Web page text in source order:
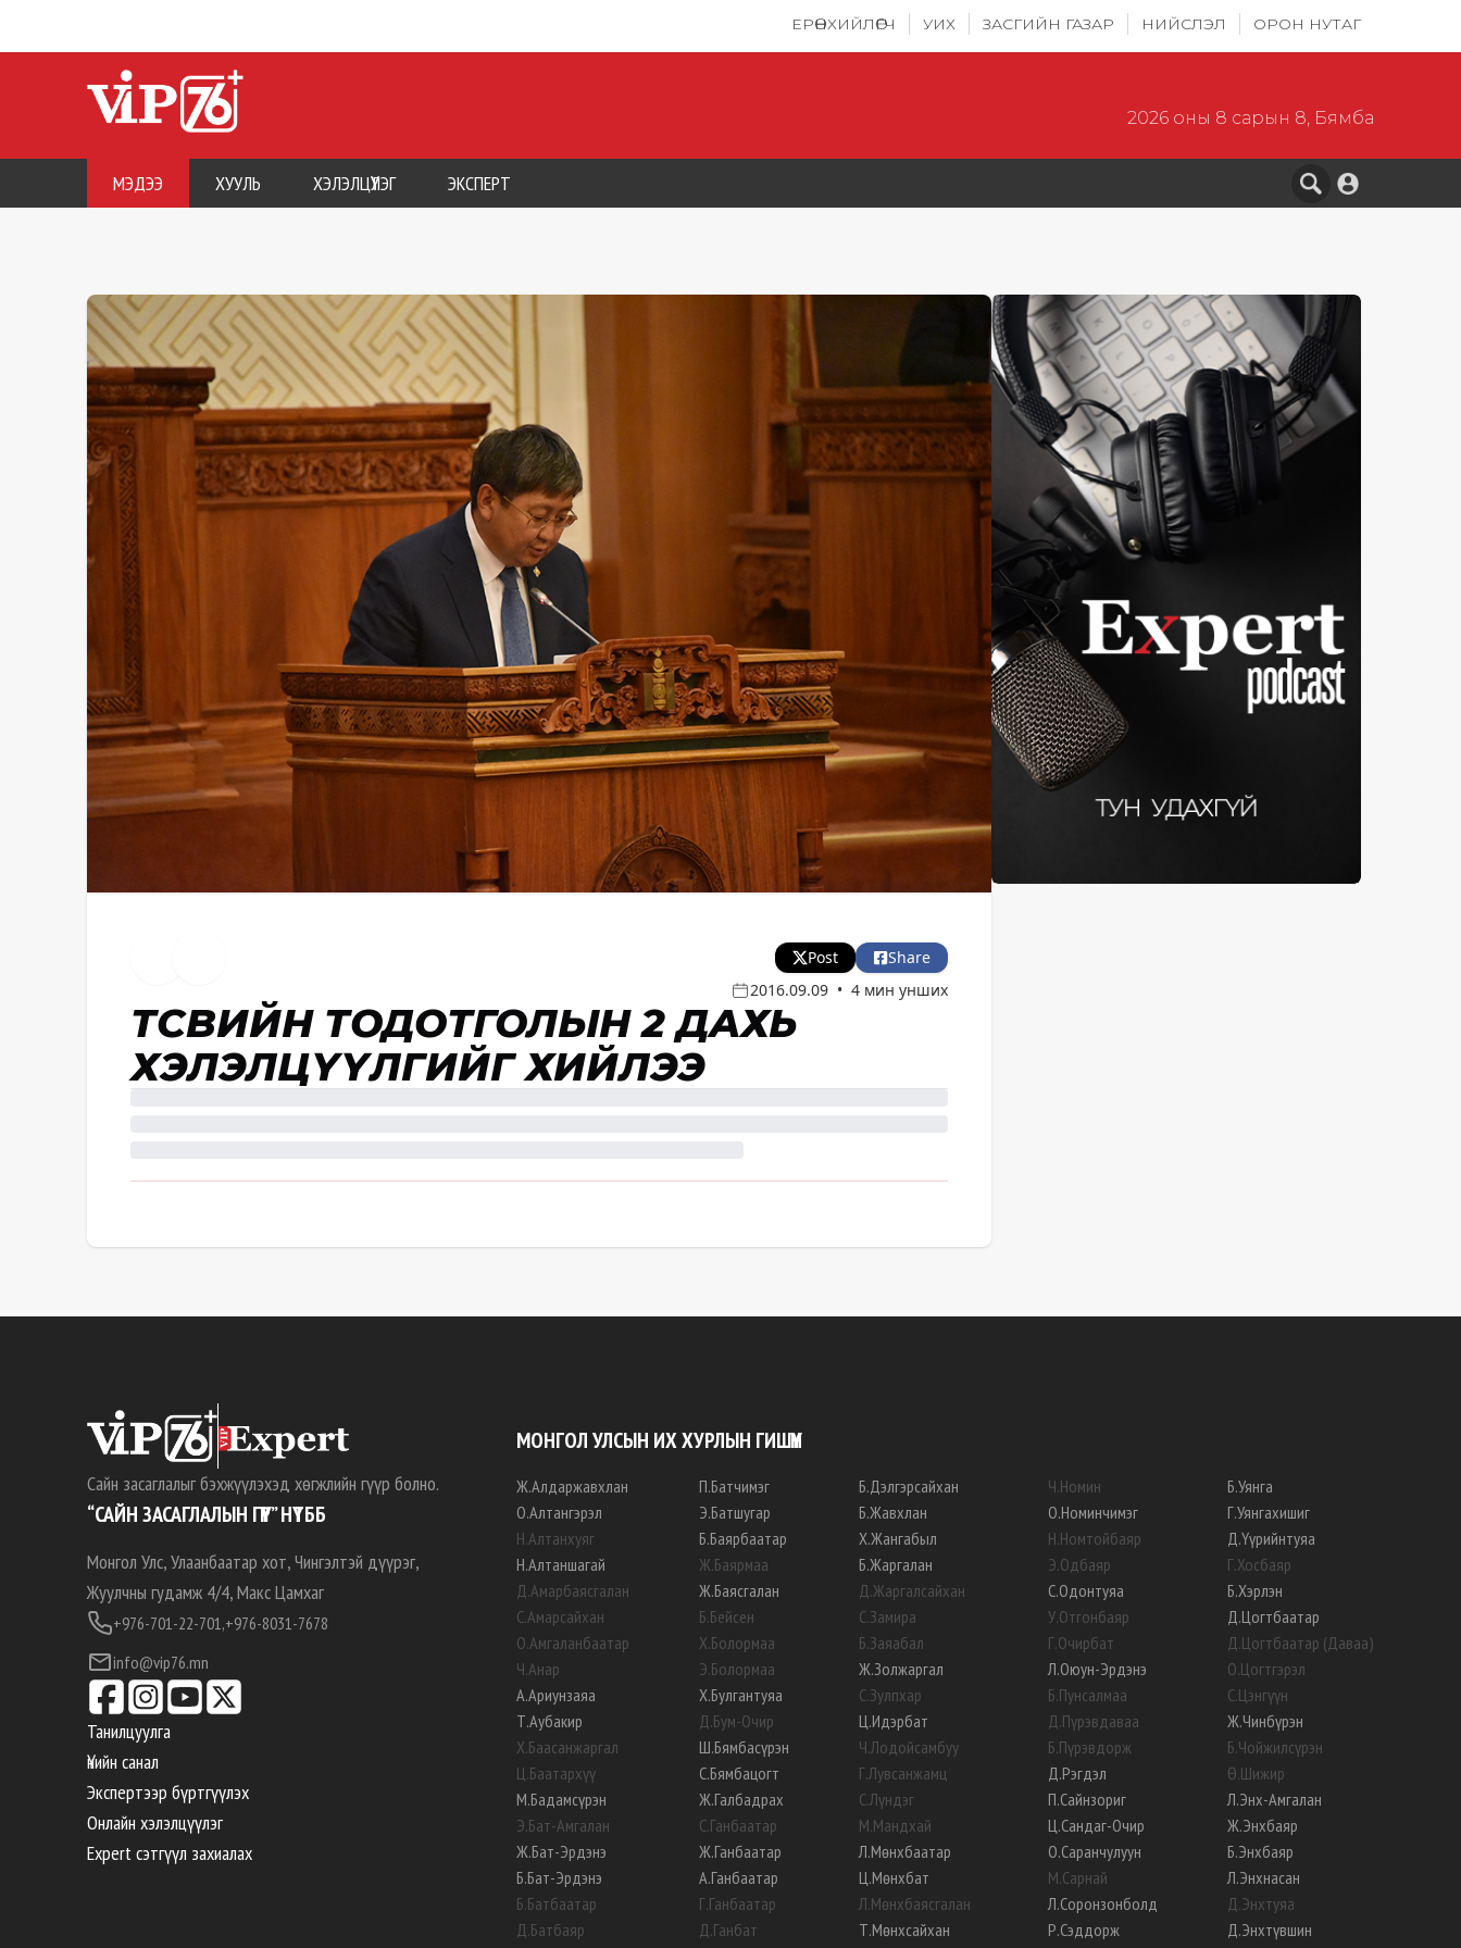
ЕРӨНХИЙЛӨГЧ УИХ ЗАСГИЙН ГАЗАР НИЙСЛЭЛ ОРОН НУТАГ
2026 оны 8 сарын 8, Бямба
МЭДЭЭ ХУУЛЬ ХЭЛЭЛЦҮҮЛЭГ ЭКСПЕРТ
Post
Share
2016.09.09 • 4 мин унших
ТӨСВИЙН ТОДОТГОЛЫН 2 ДАХЬ
ХЭЛЭЛЦҮҮЛГИЙГ ХИЙЛЭЭ
Сайн засаглалыг бэхжүүлэхэд хөгжлийн гүүр болно.
“САЙН ЗАСАГЛАЛЫН ГҮҮР” НҮТББ
Монгол Улс, Улаанбаатар хот, Чингэлтэй дүүрэг,
Жуулчны гудамж 4/4, Макс Цамхаг
+976-701-22-701,+976-8031-7678
info@vip76.mn
Танилцуулга
Үнийн санал
Экспертээр бүртгүүлэх
Онлайн хэлэлцүүлэг
Expert сэтгүүл захиалах
МОНГОЛ УЛСЫН ИХ ХУРЛЫН ГИШҮҮН
Ж.Алдаржавхлан
О.Алтангэрэл
Н.Алтанхуяг
Н.Алтаншагай
Д.Амарбаясгалан
С.Амарсайхан
О.Амгаланбаатар
Ч.Анар
А.Ариунзаяа
Т.Аубакир
Х.Баасанжаргал
Ц.Баатархүү
М.Бадамсүрэн
Э.Бат-Амгалан
Ж.Бат-Эрдэнэ
Б.Бат-Эрдэнэ
Б.Батбаатар
Д.Батбаяр
П.Батчимэг
Э.Батшугар
Б.Баярбаатар
Ж.Баярмаа
Ж.Баясгалан
Б.Бейсен
Х.Болормаа
Э.Болормаа
Х.Булгантуяа
Д.Бум-Очир
Ш.Бямбасүрэн
С.Бямбацогт
Ж.Галбадрах
С.Ганбаатар
Ж.Ганбаатар
А.Ганбаатар
Г.Ганбаатар
Д.Ганбат
Б.Дэлгэрсайхан
Б.Жавхлан
Х.Жангабыл
Б.Жаргалан
Д.Жаргалсайхан
С.Замира
Б.Заяабал
Ж.Золжаргал
С.Зулпхар
Ц.Идэрбат
Ч.Лодойсамбуу
Г.Лувсанжамц
С.Лүндэг
М.Мандхай
Л.Мөнхбаатар
Ц.Мөнхбат
Л.Мөнхбаясгалан
Т.Мөнхсайхан
Ч.Номин
О.Номинчимэг
Н.Номтойбаяр
Э.Одбаяр
С.Одонтуяа
У.Отгонбаяр
Г.Очирбат
Л.Оюун-Эрдэнэ
Б.Пунсалмаа
Д.Пүрэвдаваа
Б.Пүрэвдорж
Д.Рэгдэл
П.Сайнзориг
Ц.Сандаг-Очир
О.Саранчулуун
М.Сарнай
Л.Соронзонболд
Р.Сэддорж
Б.Уянга
Г.Уянгахишиг
Д.Үүрийнтуяа
Г.Хосбаяр
Б.Хэрлэн
Д.Цогтбаатар
Д.Цогтбаатар (Даваа)
О.Цогтгэрэл
С.Цэнгүүн
Ж.Чинбүрэн
Б.Чойжилсүрэн
Ө.Шижир
Л.Энх-Амгалан
Ж.Энхбаяр
Б.Энхбаяр
Л.Энхнасан
Д.Энхтуяа
Д.Энхтүвшин